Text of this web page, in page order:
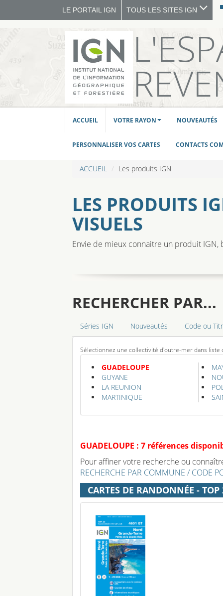
LE PORTAIL IGN TOUS LES SITES IGN
ACCUEIL VOTRE RAYON NOUVEAUTÉS
PERSONNALISER VOS CARTES CONTACTS
ACCUEIL Les produits IGN
LES PRODUITS
VISUELS
Envie de mieux connaitre un produit IGN,
RECHERCHER PAR...
Séries IGN Nouveautés Code ou
Sélectionnez une collectivité d'outre-mer dans liste
GUADELOUPE
GUYANE
LA REUNION
MARTINIQUE
GUADELOUPE : 7 références
Pour affiner votre recherche ou
RECHERCHE PAR COMMUNE / CODE
CARTES DE RANDONNÉE - TOP